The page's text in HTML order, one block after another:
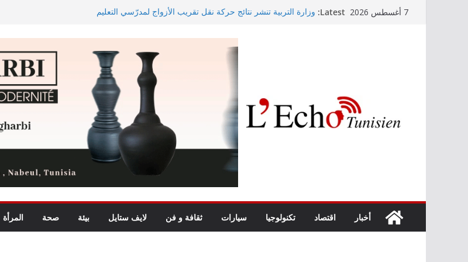
Skip7 أغسطس 2026 Latest: وزارة التربية تنشر نتائج حركة نقل تقريب الأزواج لمدرّسي التعليم
رابطة الأبطال: النادي الإفريقي يُواجه دجوليبا في الدور التمهيدي الأوّل
“نسناس وبهناس”.. عرض مسرحي جديد للأطفال يجمع بين الترفيه
اليوم: قرعة الدور التمهيدي لرابطة الأبطال وكأس الكونفدرالية
أخبار اقتصاد تكنولوجيا سيارات ثقافة و فن لايف ستايل بيئة صحة المرأة